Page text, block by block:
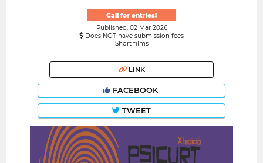
Call for entries!
Published: 02 Mar 2026
Does NOT have submission fees
Short films
LINK
FACEBOOK
TWEET